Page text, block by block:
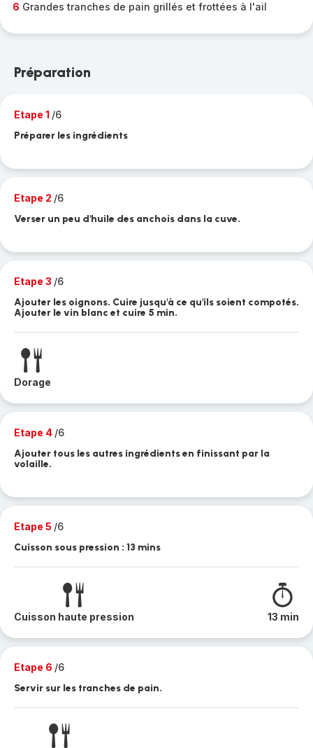
6 Grandes tranches de pain grillés et frottées à l'ail
Préparation
Etape 1 /6
Préparer les ingrédients
Etape 2 /6
Verser un peu d'huile des anchois dans la cuve.
Etape 3 /6
Ajouter les oignons. Cuire jusqu'à ce qu'ils soient compotés.
Ajouter le vin blanc et cuire 5 min.
Dorage
Etape 4 /6
Ajouter tous les autres ingrédients en finissant par la
volaille.
Etape 5 /6
Cuisson sous pression : 13 mins
Cuisson haute pression 13 min
Etape 6 /6
Servir sur les tranches de pain.